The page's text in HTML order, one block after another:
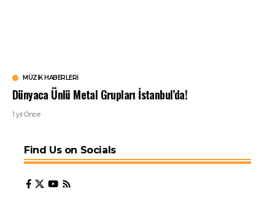
MÜZIK HABERLERI
Dünyaca Ünlü Metal Grupları İstanbul’da!
1 yıl Önce
Find Us on Socials